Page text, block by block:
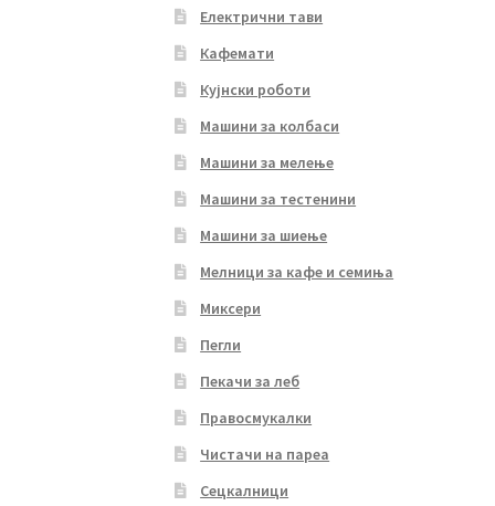
Електрични тави
Кафемати
Кујнски роботи
Машини за колбаси
Машини за мелење
Машини за тестенини
Машини за шиење
Мелници за кафе и семиња
Миксери
Пегли
Пекачи за леб
Правосмукалки
Чистачи на пареа
Сецкалници